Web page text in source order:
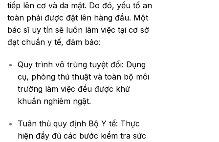
tiếp lên cơ và da mặt. Do đó, yếu tố an
toàn phải được đặt lên hàng đầu. Một
bác sĩ uy tín sẽ luôn làm việc tại cơ sở
đạt chuẩn y tế, đảm bảo:
Quy trình vô trùng tuyệt đối: Dụng
cụ, phòng thủ thuật và toàn bộ môi
trường làm việc đều được khử
khuẩn nghiêm ngặt.
Tuân thủ quy định Bộ Y tế: Thực
hiện đầy đủ các bước kiểm tra sức